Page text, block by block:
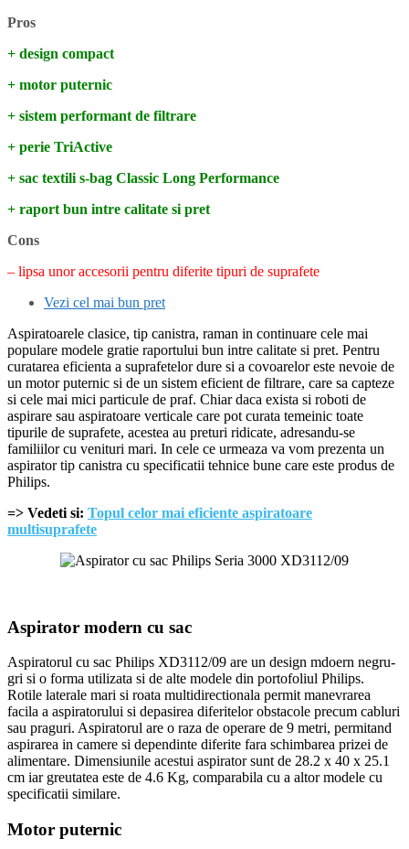
Pros
+ design compact
+ motor puternic
+ sistem performant de filtrare
+ perie TriActive
+ sac textili s-bag Classic Long Performance
+ raport bun intre calitate si pret
Cons
– lipsa unor accesorii pentru diferite tipuri de suprafete
Vezi cel mai bun pret
Aspiratoarele clasice, tip canistra, raman in continuare cele mai
populare modele gratie raportului bun intre calitate si pret. Pentru
curatarea eficienta a suprafetelor dure si a covoarelor este nevoie de
un motor puternic si de un sistem eficient de filtrare, care sa capteze
si cele mai mici particule de praf. Chiar daca exista si roboti de
aspirare sau aspiratoare verticale care pot curata temeinic toate
tipurile de suprafete, acestea au preturi ridicate, adresandu-se
familiilor cu venituri mari. In cele ce urmeaza va vom prezenta un
aspirator tip canistra cu specificatii tehnice bune care este produs de
Philips.
=> Vedeti si: Topul celor mai eficiente aspiratoare
multisuprafete
Aspirator modern cu sac
Aspiratorul cu sac Philips XD3112/09 are un design mdoern negru-
gri si o forma utilizata si de alte modele din portofoliul Philips.
Rotile laterale mari si roata multidirectionala permit manevrarea
facila a aspiratorului si depasirea diferitelor obstacole precum cabluri
sau praguri. Aspiratorul are o raza de operare de 9 metri, permitand
aspirarea in camere si dependinte diferite fara schimbarea prizei de
alimentare. Dimensiunile acestui aspirator sunt de 28.2 x 40 x 25.1
cm iar greutatea este de 4.6 Kg, comparabila cu a altor modele cu
specificatii similare.
Motor puternic